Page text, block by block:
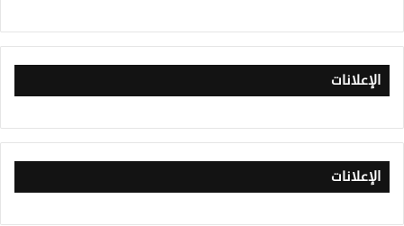
الإعلانات
الإعلانات